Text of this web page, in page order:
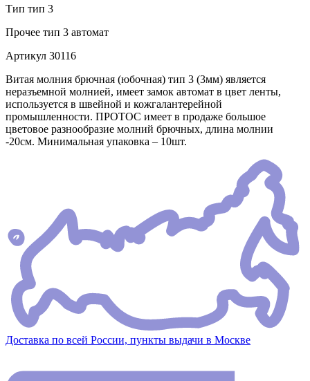
Тип тип 3
Прочее тип 3 автомат
Артикул 30116
Витая молния брючная (юбочная) тип 3 (3мм) является
неразъемной молнией, имеет замок автомат в цвет ленты,
используется в швейной и кожгалантерейной
промышленности. ПРОТОС имеет в продаже большое
цветовое разнообразие молний брючных, длина молнии
-20см. Минимальная упаковка – 10шт.
Доставка по всей России, пункты выдачи в Москве